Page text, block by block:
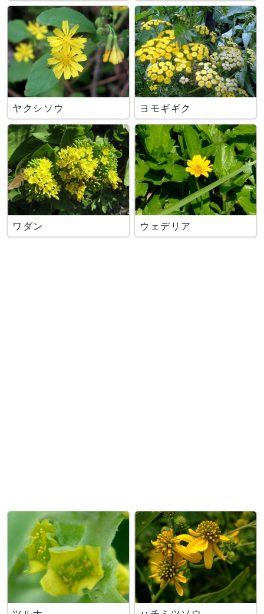
ヤクシソウ ヨモギギク
ワダン ウェデリア